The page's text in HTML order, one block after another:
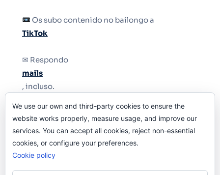
Os subo contenido no bailongo a
TikTok
✉ Respondo
mails
, incluso.
Y si una persona no puede tener teléfono, que
le quiten el teléfono.
We use our own and third-party cookies to ensure the
website works properly, measure usage, and improve our
services. You can accept all cookies, reject non-essential
cookies, or configure your preferences.
Cookie policy